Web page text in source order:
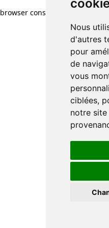
Nous
d'autres
pour
de
vous
ciblées,
notre
browser console for more